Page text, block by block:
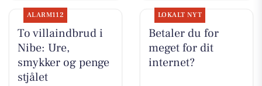
ALARM112
To villaindbrud i
Nibe: Ure,
smykker og penge
stjålet
LOKALT NYT
Betaler du for
meget for dit
internet?